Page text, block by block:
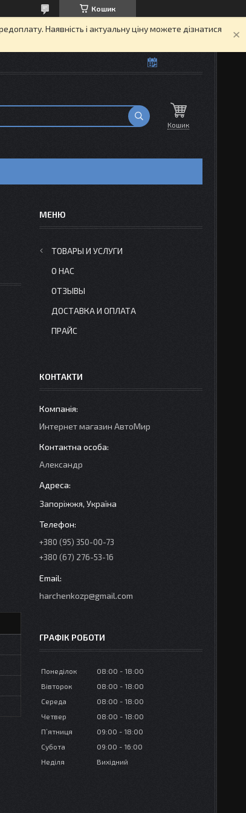
Кошик
Наявність і актуальну ціну можете дізнатися
Кошик
ТОВАРЫ И УСЛУГИ
О НАС
ОТЗЫВЫ
ДОСТАВКА И ОПЛАТА
ПРАЙС
КОНТАКТИ
Интернет магазин АвтоМир
Александр
Запоріжжя, Україна
+380 (95) 350-00-73
+380 (67) 276-53-16
harchenkozp@gmail.com
ГРАФІК РОБОТИ
Понеділок 08:00
18:00
Вівторок
08:00
18:00
Середа
08:00
18:00
Четвер
08:00
18:00
Пʼятниця
09:00
18:00
Субота
09:00
16:00
Неділя
Вихідний